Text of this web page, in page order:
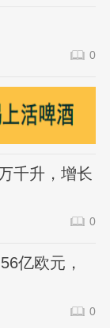
0
千升，增长
0
亿欧元，
0